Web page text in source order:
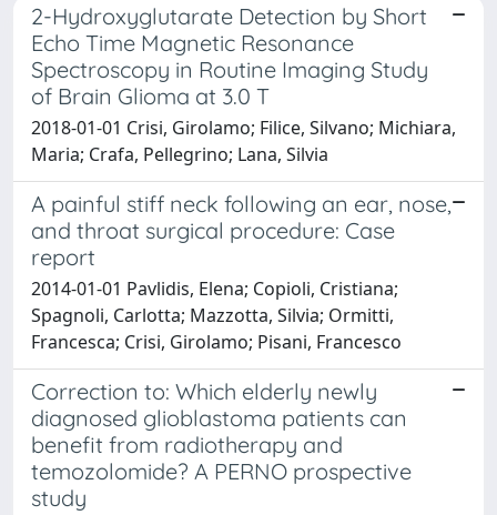
2-Hydroxyglutarate Detection by Short
Echo Time Magnetic Resonance
Spectroscopy in Routine Imaging Study
of Brain Glioma at 3.0 T
2018-01-01 Crisi, Girolamo; Filice, Silvano; Michiara,
Maria; Crafa, Pellegrino; Lana, Silvia
A painful stiff neck following an ear, nose,
and throat surgical procedure: Case
report
2014-01-01 Pavlidis, Elena; Copioli, Cristiana;
Spagnoli, Carlotta; Mazzotta, Silvia; Ormitti,
Francesca; Crisi, Girolamo; Pisani, Francesco
Correction to: Which elderly newly
diagnosed glioblastoma patients can
benefit from radiotherapy and
temozolomide? A PERNO prospective
study